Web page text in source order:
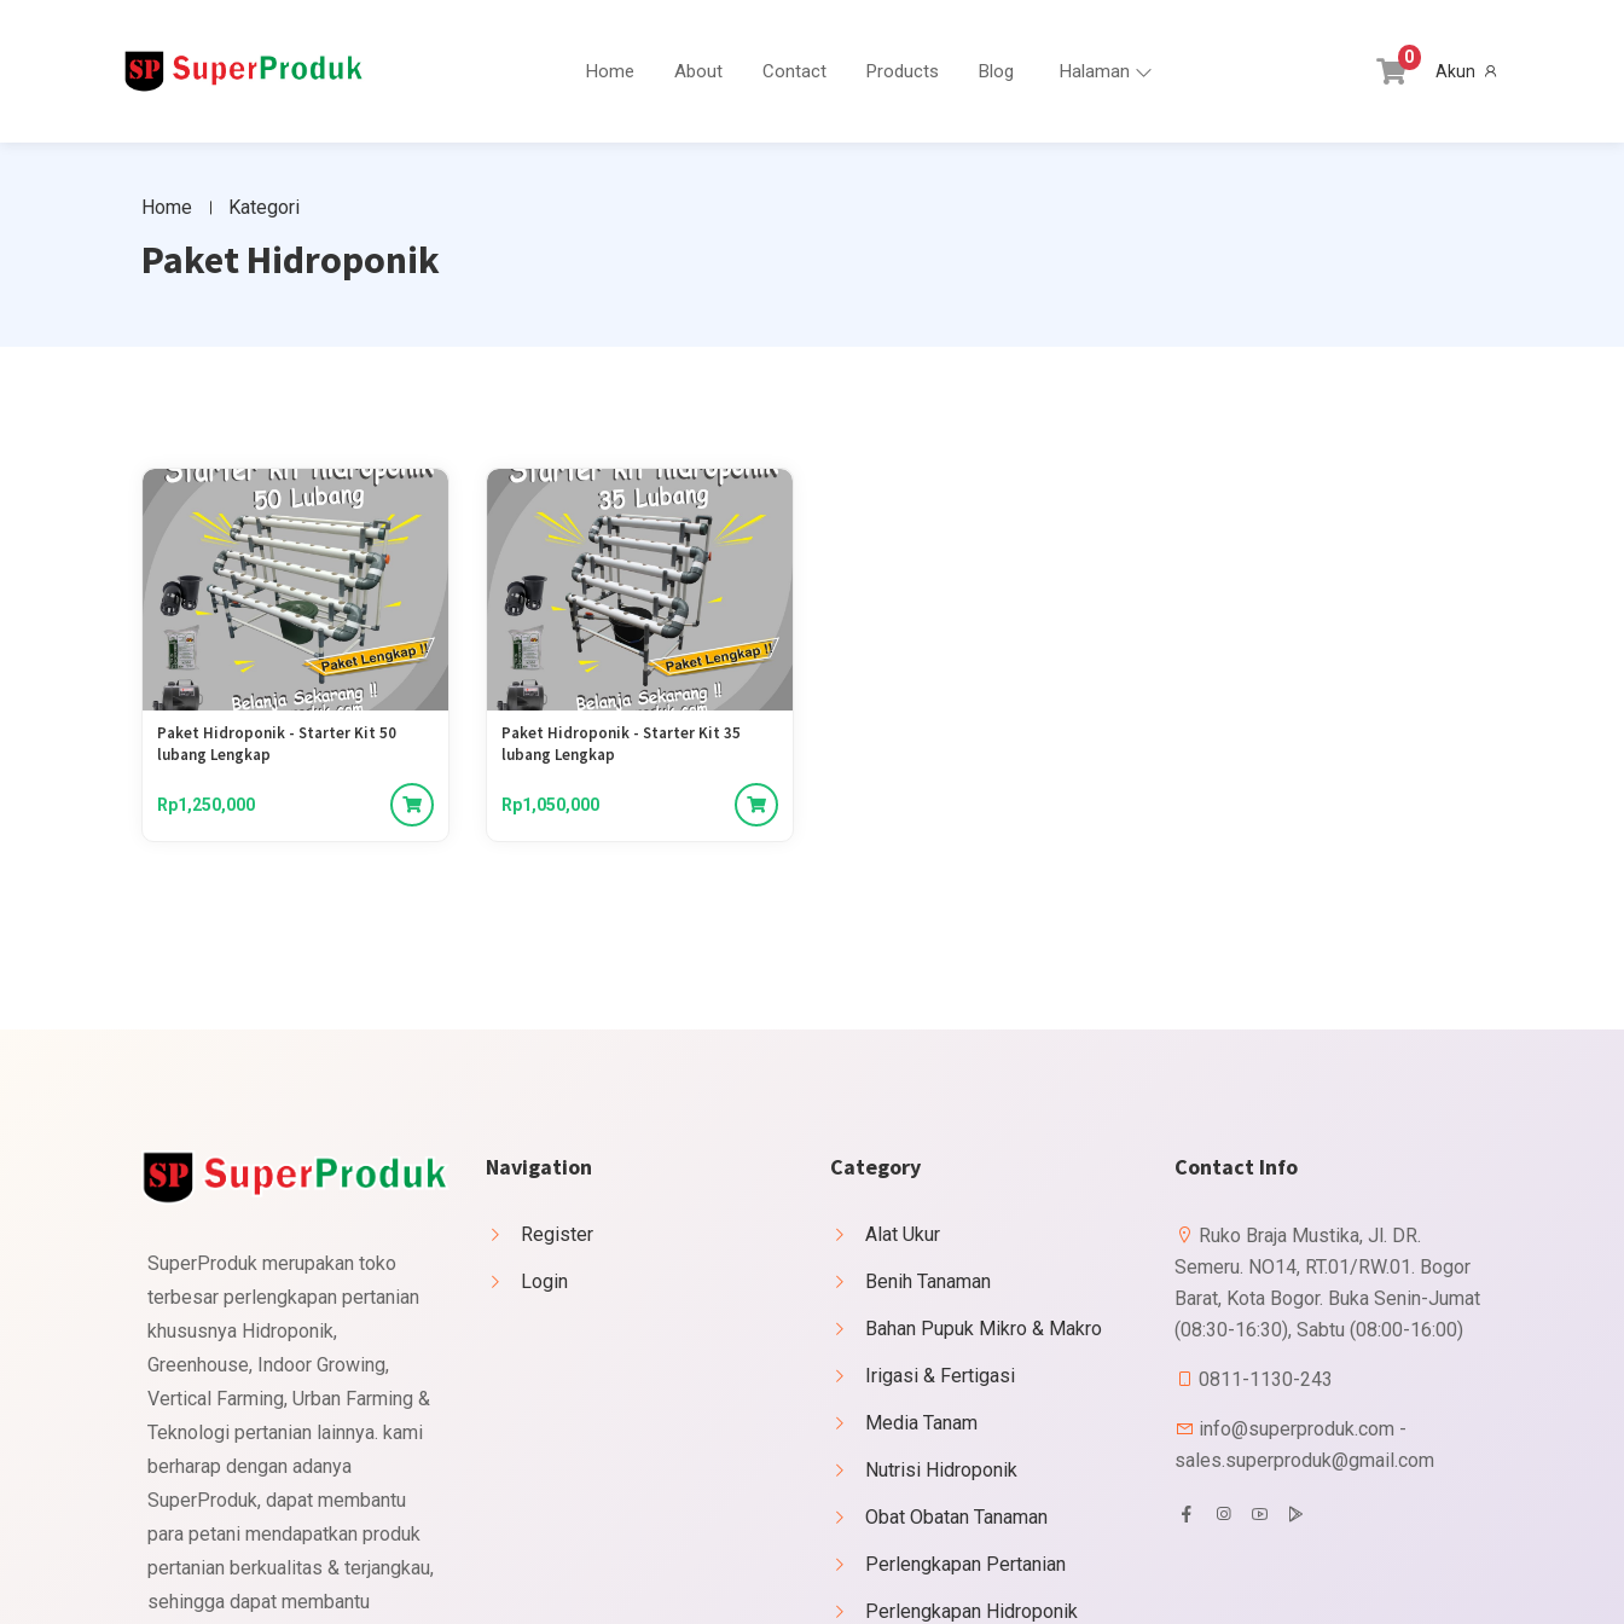
Home About Contact Products Blog Halaman
0
Akun
Home Kategori
Paket Hidroponik
Paket Hidroponik - Starter Kit 50
lubang Lengkap
Rp1,250,000
Paket Hidroponik - Starter Kit 35
lubang Lengkap
Rp1,050,000
SuperProduk merupakan toko
terbesar perlengkapan pertanian
khususnya Hidroponik,
Greenhouse, Indoor Growing,
Vertical Farming, Urban Farming &
Teknologi pertanian lainnya. kami
berharap dengan adanya
SuperProduk, dapat membantu
para petani mendapatkan produk
pertanian berkualitas & terjangkau,
sehingga dapat membantu
Navigation
Register
Login
Category
Alat Ukur
Benih Tanaman
Bahan Pupuk Mikro & Makro
Irigasi & Fertigasi
Media Tanam
Nutrisi Hidroponik
Obat Obatan Tanaman
Perlengkapan Pertanian
Perlengkapan Hidroponik
Contact Info
Ruko Braja Mustika, Jl. DR.
Semeru. NO14, RT.01/RW.01. Bogor
Barat, Kota Bogor. Buka Senin-Jumat
(08:30-16:30), Sabtu (08:00-16:00)
0811-1130-243
info@superproduk.com -
sales.superproduk@gmail.com